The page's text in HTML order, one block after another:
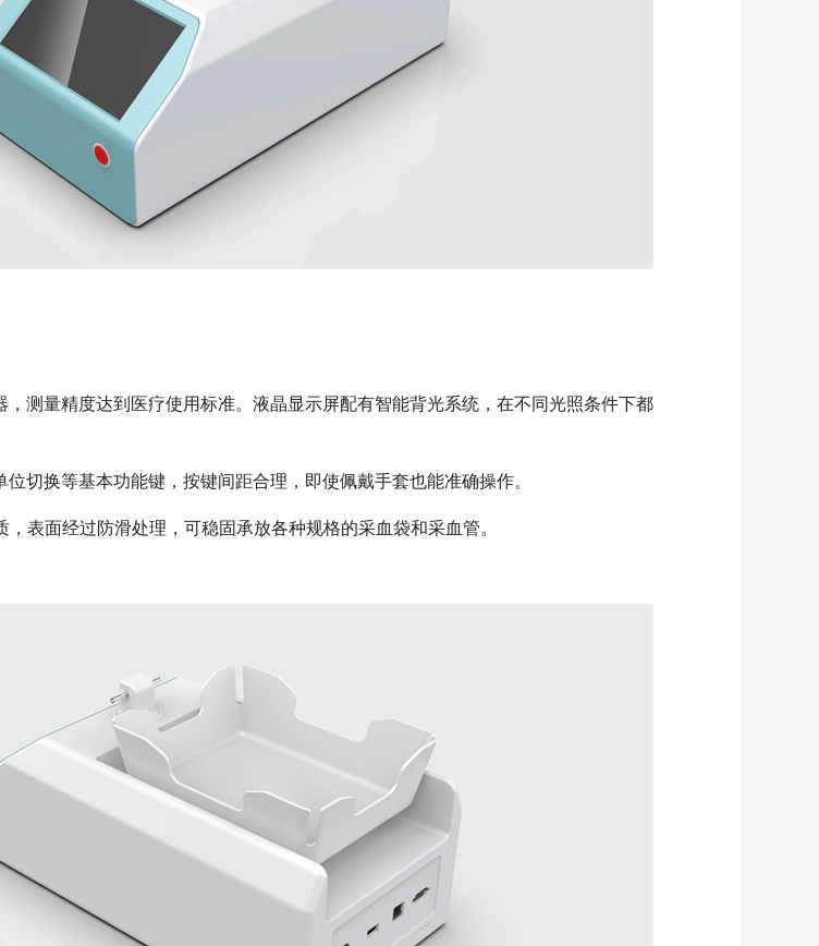
，测量精度达到医疗使用标准。液晶显示屏配有智能背光系统，在不同光照条件下都
切换等基本功能键，按键间距合理，即使佩戴手套也能准确操作。
表面经过防滑处理，可稳固承放各种规格的采血袋和采血管。